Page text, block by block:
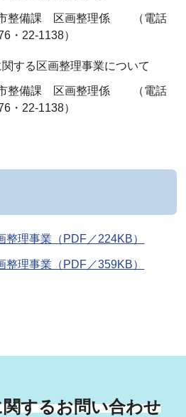
備課 区画整理係 （電話
・22-1138）
関する区画整理事業について
備課 区画整理係 （電話
・22-1138）
整理事業（PDF／224KB）
整理事業（PDF／359KB）
するお問い合わせ